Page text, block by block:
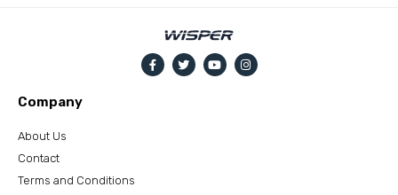
Company
About Us
Contact
Terms and Conditions